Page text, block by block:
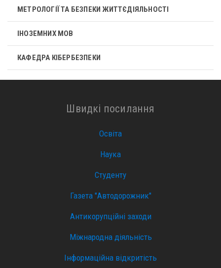
МЕТРОЛОГІЇ ТА БЕЗПЕКИ ЖИТТЄДІЯЛЬНОСТІ
ІНОЗЕМНИХ МОВ
КАФЕДРА КІБЕРБЕЗПЕКИ
Швидкі посилання
Освіта
Наука
Студенту
Газета "Автодорожник"
Антикорупційні заходи
Міжнародна діяльність
Інформаційна відкритість